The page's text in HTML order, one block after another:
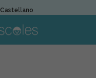
Castellano